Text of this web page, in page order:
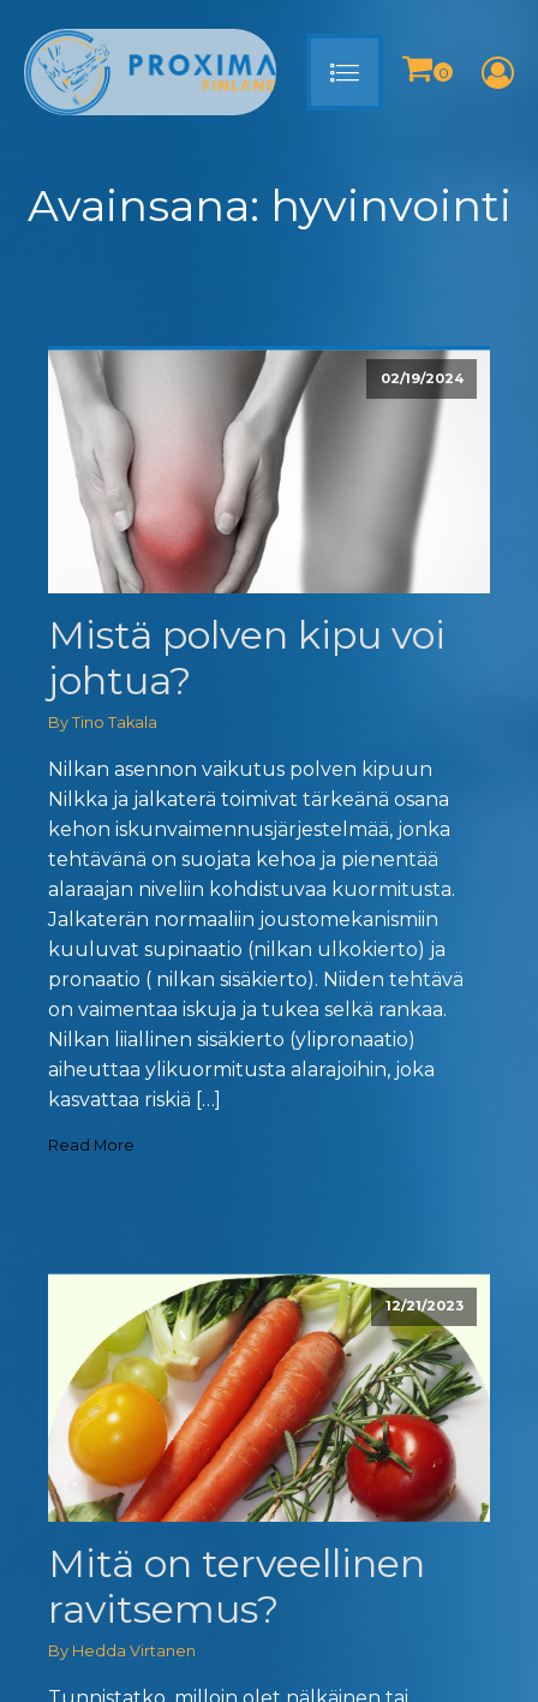
Avainsana: hyvinvointi
02/19/2024
Mistä polven kipu voi
johtua?
By Tino Takala
Nilkan asennon vaikutus polven kipuun
Nilkka ja jalkaterä toimivat tärkeänä osana
kehon iskunvaimennusjärjestelmää, jonka
tehtävänä on suojata kehoa ja pienentää
alaraajan niveliin kohdistuvaa kuormitusta.
Jalkaterän normaaliin joustomekanismiin
kuuluvat supinaatio (nilkan ulkokierto) ja
pronaatio ( nilkan sisäkierto). Niiden tehtävä
on vaimentaa iskuja ja tukea selkä rankaa.
Nilkan liiallinen sisäkierto (ylipronaatio)
aiheuttaa ylikuormitusta alarajoihin, joka
kasvattaa riskiä […]
Read More
12/21/2023
Mitä on terveellinen
ravitsemus?
By Hedda Virtanen